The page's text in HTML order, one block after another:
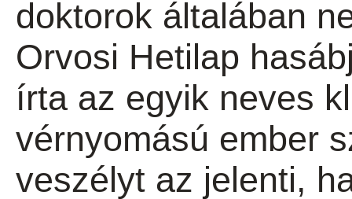
doktorok általában
Orvosi Hetilap
írta az egyik neves
vérnyomású ember
veszélyt az jelenti,